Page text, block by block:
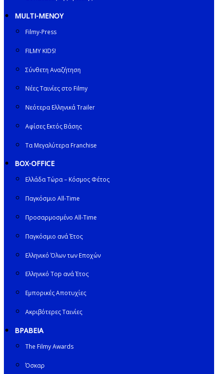
MULTI-ΜΕΝΟΥ
Filmy-Press
FILMY KIDS!
Σύνθετη Αναζήτηση
Νέες Ταινίες στο Filmy
Νεότερα Ελληνικά Trailer
Αφίσες Εκτός Βάσης
Τα Μεγαλύτερα Franchise
BOX-OFFICE
Ελλάδα Τώρα – Κόσμος Φέτος
Παγκόσμιο All-Time
Προσαρμοσμένο All-Time
Παγκόσμιο ανά Έτος
Ελληνικό Όλων των Εποχών
Ελληνικό Top ανά Έτος
Εμπορικές Αποτυχίες
Ακριβότερες Ταινίες
ΒΡΑΒΕΙΑ
The Filmy Awards
Όσκαρ